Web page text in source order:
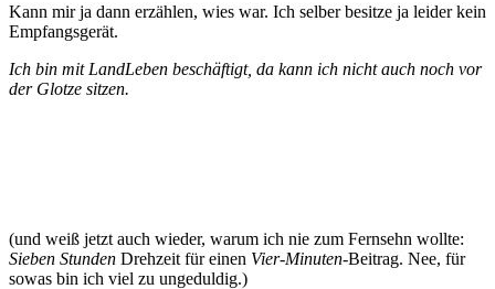
Kann mir ja dann erzählen, wies war. Ich selber besitze ja leider kein
Empfangsgerät.
Ich bin mit LandLeben beschäftigt, da kann ich nicht auch noch vor
der Glotze sitzen.
(und weiß jetzt auch wieder, warum ich nie zum Fernsehn wollte:
Sieben Stunden Drehzeit für einen Vier-Minuten-Beitrag. Nee, für
sowas bin ich viel zu ungeduldig.)